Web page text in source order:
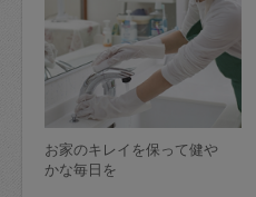
お家のキレイを保って健や
かな毎日を